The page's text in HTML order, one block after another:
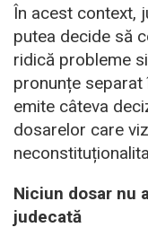
În acest context,
putea decide să
ridică probleme
pronunțe separat
emite câteva
dosarelor care
Niciun dosar nu
judecată